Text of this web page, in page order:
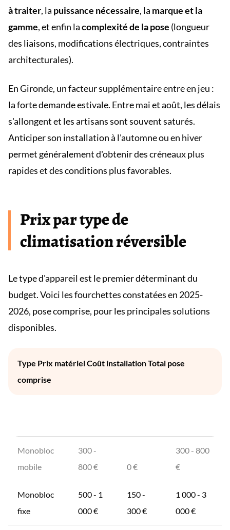
à traiter, la puissance nécessaire, la marque et la
gamme, et enfin lacomplexité de la pose (longueur
des liaisons, modifications électriques, contraintes
architecturales).
En Gironde, un facteur supplémentaire entre en jeu :
la forte demande estivale. Entre mai et août, les délais
s'allongent et les artisans sont souvent saturés.
Anticiper son installation à l'automne ou en hiver
permet généralement d'obtenir des créneaux plus
rapides et des conditions plus favorables.
Prix par type de
climatisation réversible
Le type d'appareil est le premier déterminant du
budget. Voici les fourchettes constatées en 2025-
2026, pose comprise, pour les principales solutions
disponibles.
Type Prix matériel Coût installation Total pose
comprise
Monobloc
mobile
300 -
800 €
0 €
300 - 800
€
Monobloc
fixe
500 - 1
000 €
150 -
300 €
1 000 - 3
000 €